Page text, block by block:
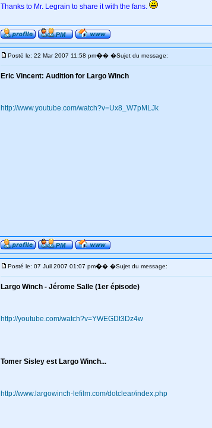
Thanks to Mr. Legrain to share it with the fans.
Posté le: 22 Mar 2007 11:58 pm�� �Sujet du message:
Eric Vincent: Audition for Largo Winch
http://www.youtube.com/watch?v=Ux8_W7pMLJk
Posté le: 07 Juil 2007 01:07 pm�� �Sujet du message:
Largo Winch - Jérome Salle (1er épisode)
http://youtube.com/watch?v=YWEGDt3Dz4w
Tomer Sisley est Largo Winch...
http://www.largowinch-lefilm.com/dotclear/index.php